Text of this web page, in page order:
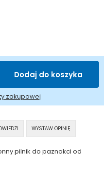
Dodaj do koszyka
zakupowej
WYSTAW OPINIĘ
pilnik do paznokci od